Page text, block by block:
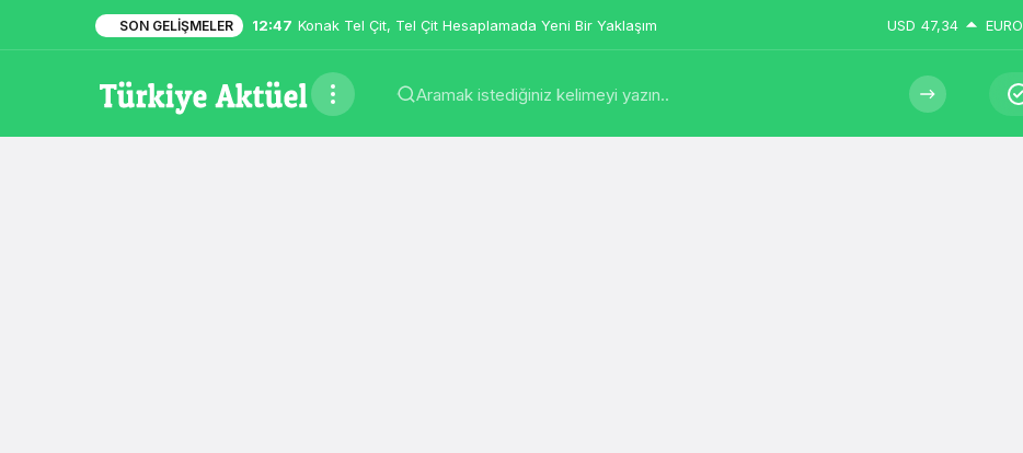
SON GELIŞMELER 15:24 Şansı Deviren Tevafuk… USD 47,34 EURO